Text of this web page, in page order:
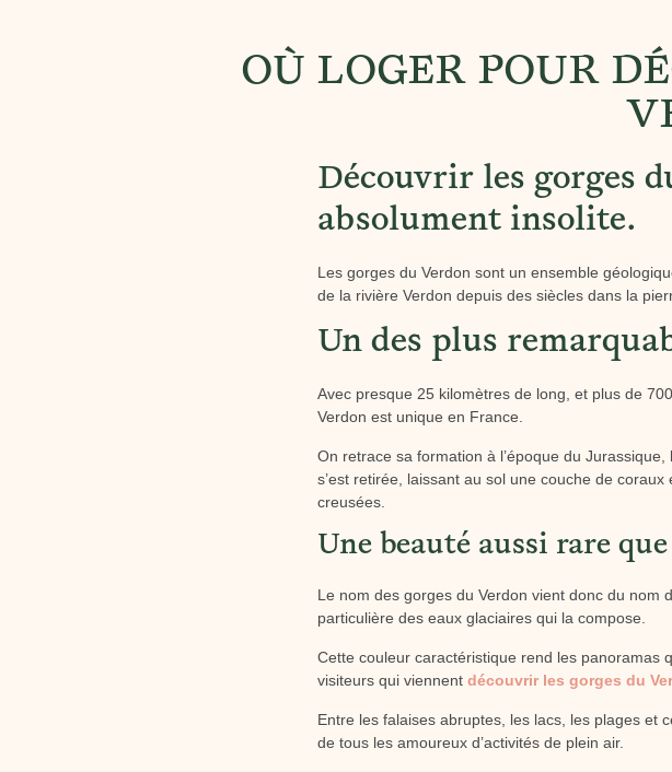
OÙ LOGER POUR
Découvrir les gorges
absolument insolite.
Les gorges du Verdon sont un ensemble
de la rivière Verdon depuis des siècles dans la
Un des plus
Avec presque 25 kilomètres de long, et plus de
Verdon est unique en France.
On retrace sa formation à l’époque du
s’est retirée, laissant au sol une couche de
creusées.
Une beauté aussi rare
Le nom des gorges du Verdon vient donc du
particulière des eaux glaciaires qui la compose.
Cette couleur caractéristique rend les panoramas
visiteurs qui viennent découvrir les gorges du
Entre les falaises abruptes, les lacs, les plages et
de tous les amoureux d’activités de plein air.